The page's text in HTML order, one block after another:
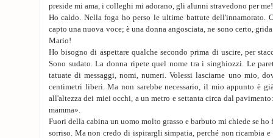
preside mi ama, i colleghi mi adorano, gli alunni stravedono per me!
Ho caldo. Nella foga ho perso le ultime battute dell'innamorato.
capto una nuova voce; è una donna angosciata, ne sono certo,
Mario!
Ho bisogno di aspettare qualche secondo prima di uscire, per
Sono sudato. La donna ripete quel nome tra i singhiozzi. Le
tatuate di messaggi, nomi, numeri. Volessi lasciarne uno mio,
centimetri liberi. Ma non sarebbe necessario, il mio appunto è
all'altezza dei miei occhi, a un metro e settanta circa dal
mamma».
Fuori della cabina un uomo molto grasso e barbuto mi chiede se
sorriso. Ma non credo di ispirargli simpatia, perché non ricambia